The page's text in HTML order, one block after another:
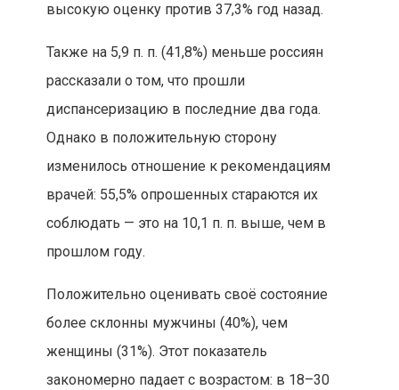
высокую оценку против 37,3% год назад.
Также на 5,9 п. п. (41,8%) меньше россиян
рассказали о том, что прошли
диспансеризацию в последние два года.
Однако в положительную сторону
изменилось отношение к рекомендациям
врачей: 55,5% опрошенных стараются их
соблюдать — это на 10,1 п. п. выше, чем в
прошлом году.
Положительно оценивать своё состояние
более склонны мужчины (40%), чем
женщины (31%). Этот показатель
закономерно падает с возрастом: в 18–30